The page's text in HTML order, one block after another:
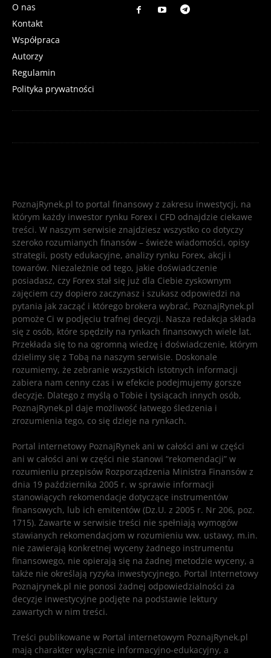
O nas
Kontakt
Współpraca
Autorzy
Regulamin
Polityka prywatności
PoznajRynek.pl to portal finansowy z zakresu inwestycji, na
którym każdy inwestor rynku Forex i CFD odnajdzie ciekawe
treści. W naszym serwisie znajdziesz wszystko co dotyczy
szeroko rozumianych finansów – świeże wiadomości, opisy
strategii, posty edukacyjne, analizy rynku Forex, akcji i
towarów. Niezależnie od tego, jakie doświadczenie
posiadasz, czy Forex stał się już dla Ciebie zyskownym
zajęciem czy dopiero zaczynasz i szukasz odpowiedzi na
pytania jak zacząć i którego brokera wybrać, PoznajRynek.pl
pomoże Ci w podjęciu trafnej decyzji. Nasza redakcja składa
się z osób, które spędziły na rynkach finansowych wiele lat.
Przekłada się to na ogromną wiedzę i doświadczenie, którym
dzielimy się z Tobą na naszym serwisie. Doskonale
rozumiemy, że zebranie wszystkich istotnych informacji
zabiera nam cenny czas i w efekcie podejmujemy gorsze
decyzje. Dlatego z myślą o Tobie i tysiącach innych osób,
PoznajRynek.pl daje możliwość łatwego śledzenia i
zrozumienia tego, co się dzieje na rynkach.
Portal internetowy PoznajRynek ani w całości ani w części
ani w całości ani w części nie stanowi “rekomendacji” w
rozumieniu przepisów Rozporządzenia Ministra Finansów z
dnia 19 października 2005 r. w sprawie informacji
stanowiących rekomendacje dotyczące instrumentów
finansowych, lub ich emitentów (Dz.U. z 2005 r. Nr 206, poz.
1715). Zawarte w serwisie treści nie spełniają wymogów
stawianych rekomendacjom w rozumieniu ww. ustawy, m.in.
nie zawierają konkretnej wyceny żadnego instrumentu
finansowego, nie opierają się na żadnej metodzie wyceny, a
także nie określają ryzyka inwestycyjnego. Portal Internetowy
Poznajrynek.pl nie ponosi żadnej odpowiedzialności za
decyzje inwestycyjne podjęte na podstawie lektury
zawartych w nim treści.
Treści publikowane w Portal internetowym PoznajRynek.pl
mają charakter wyłącznie informacyjno-edukacyjny, a